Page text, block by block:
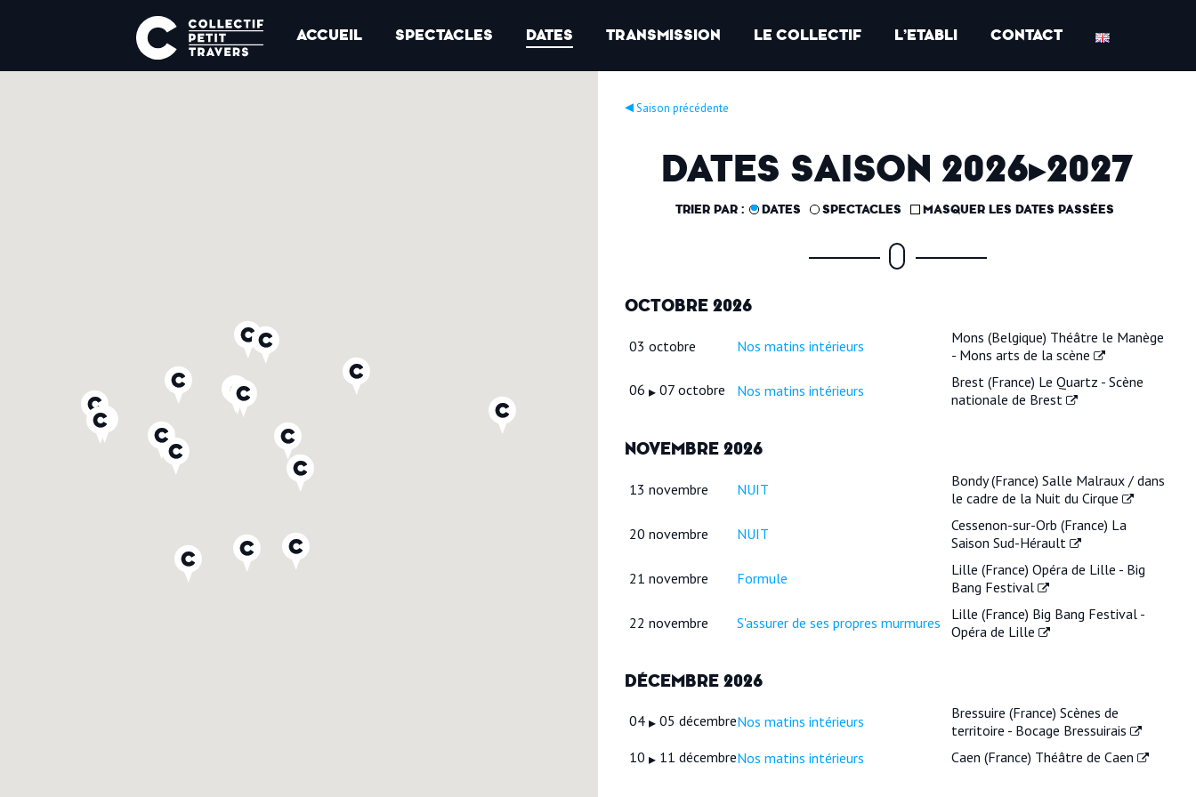
ACCUEIL SPECTACLES DATES TRANSMISSION LE COLLECTIF L’ETABLI CONTACT
▸Saison précédente
DATES SAISON 2026▸2027
TRIER PAR : DATES SPECTACLES MASQUER LES DATES PASSÉES
OCTOBRE 2026
03 octobre Nos matins intérieurs
Mons (Belgique) Théâtre le Manège
- Mons arts de la scène
06 ▸ 07 octobre Nos matins intérieurs
Brest (France) Le Quartz - Scène
nationale de Brest
NOVEMBRE 2026
13 novembre NUIT
Bondy (France) Salle Malraux / dans
le cadre de la Nuit du Cirque
20 novembre
NUIT
Cessenon-sur-Orb (France) La
Saison Sud-Hérault
21 novembre
Formule
Lille (France) Opéra de Lille - Big
Bang Festival
22 novembre
S'assurer de ses propres murmures
Lille (France) Big Bang Festival -
Opéra de Lille
DÉCEMBRE 2026
04 ▸ 05 décembreNos matins intérieurs
Bressuire (France) Scènes de
territoire - Bocage Bressuirais
10 ▸ 11 décembreNos matins intérieurs Caen (France) Théâtre de Caen